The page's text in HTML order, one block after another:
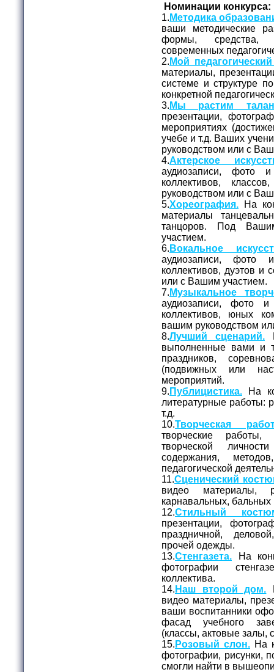
Номинации конкурса:
1. Методика
ваши методические
формы, средства,
современных
2. Мой
материалы,
системе и структуре
конкретной
3. Мы растим
презентации,
мероприятиях
учебе и т.д. Ваших
руководством или с
4.Актерское
аудиозаписи, фото
коллективов,
руководством или с
5.Хореография. На
материалы
танцоров. Под
участием.
6. Вокальное
аудиозаписи, фото
коллективов, дуэтов и
или с Вашим участием.
7. Музыкальное
аудиозаписи, фото
коллективов, юных
вашим руководством
8.Лучший сценарий.
выполненные вами и
праздников,
(подвижных или
мероприятий.
9. Публицистика. На
литературные работы:
т.д.
10.Творческая
творческие
творческой
содержания,
педагогической
11.Сценический
видео материалы,
карнавальных,
12.Стильный
презентации,
праздничной,
прочей одежды.
13.Стенгазета. На
фотографии
коллектива.
14. Наш второй дом.
видео материалы,
ваши воспитанники
фасад учебного
(классы, актовые залы,
15. Розовый слон. На
фотографии, рисунки,
смогли найти в